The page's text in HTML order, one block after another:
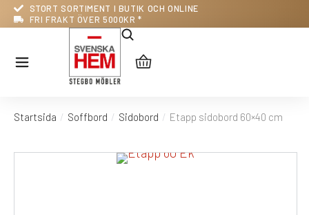
STORT SORTIMENT I BUTIK OCH ONLINE
FRI FRAKT ÖVER 5000KR *
Du är här:
Startsida Soffbord Sidobord Etapp sidobord 60×40 cm